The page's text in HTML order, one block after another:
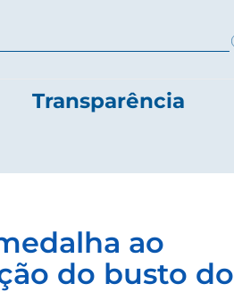
Transparência
ao
do busto do